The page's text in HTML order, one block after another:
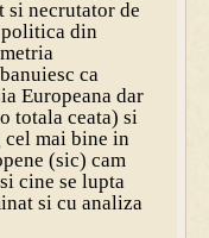
necrutator de
politica din
ca
Europeana dar
totala ceata) si
cel mai bine in
(sic) cam
cine se lupta
si cu analiza